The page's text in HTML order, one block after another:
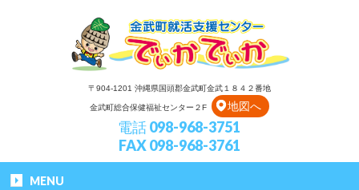
〒904-1201 沖縄県国頭郡金武町金武１８４２番地
金武町総合保健福祉センター２F 地図へ
電話 098-968-3751
FAX 098-968-3761
MENU